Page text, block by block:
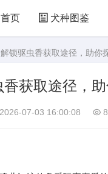
首页 犬种图鉴
锁驱虫香获取途径，助你
获取途径，
2026-07-03 16:00:08